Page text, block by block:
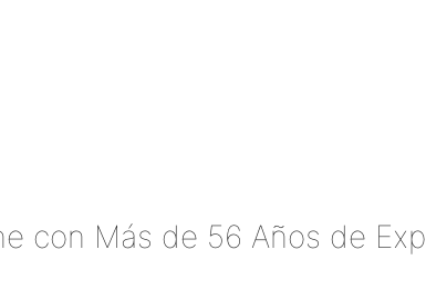
con Más de 56 Años de